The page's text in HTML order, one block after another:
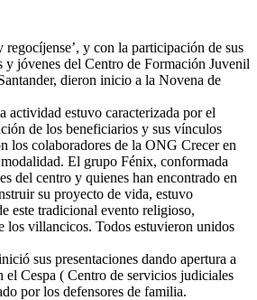
regocíjense’, y con la participación de sus
y jóvenes del Centro de Formación Juvenil
dieron inicio a la Novena de
actividad estuvo caracterizada por el
de los beneficiarios y sus vínculos
los colaboradores de la ONG Crecer en
El grupo Fénix, conformada
del centro y quienes han encontrado en
su proyecto de vida, estuvo
este tradicional evento religioso,
los villancicos. Todos estuvieron unidos
sus presentaciones dando apertura a
el Cespa ( Centro de servicios judiciales
por los defensores de familia.